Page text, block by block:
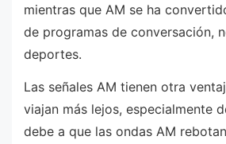
mientras que AM se ha
de programas de conversación,
deportes.
Las señales AM tienen otra
viajan más lejos, especialmente
debe a que las ondas AM